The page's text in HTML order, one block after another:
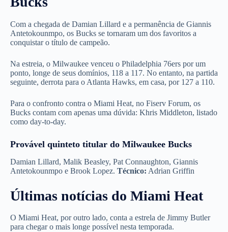
Com a chegada de Damian Lillard e a permanência de Giannis
Antetokounmpo, os Bucks se tornaram um dos favoritos a
conquistar o título de campeão.
Na estreia, o Milwaukee venceu o Philadelphia 76ers por um
ponto, longe de seus domínios, 118 a 117. No entanto, na partida
seguinte, derrota para o Atlanta Hawks, em casa, por 127 a 110.
Para o confronto contra o Miami Heat, no Fiserv Forum, os
Bucks contam com apenas uma dúvida: Khris Middleton, listado
como day-to-day.
Provável quinteto titular do Milwaukee Bucks
Damian Lillard, Malik Beasley, Pat Connaughton, Giannis
Antetokounmpo e Brook Lopez. Técnico: Adrian Griffin
Últimas notícias do Miami Heat
O Miami Heat, por outro lado, conta a estrela de Jimmy Butler
para chegar o mais longe possível nesta temporada.